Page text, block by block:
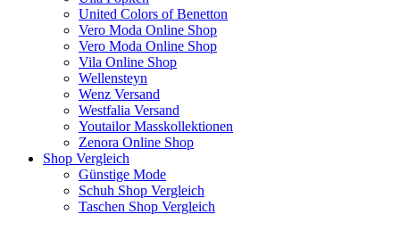
United Colors of Benetton
Vero Moda Online Shop
Vero Moda Online Shop
Vila Online Shop
Wellensteyn
Wenz Versand
Westfalia Versand
Youtailor Masskollektionen
Zenora Online Shop
Shop Vergleich
Günstige Mode
Schuh Shop Vergleich
Taschen Shop Vergleich